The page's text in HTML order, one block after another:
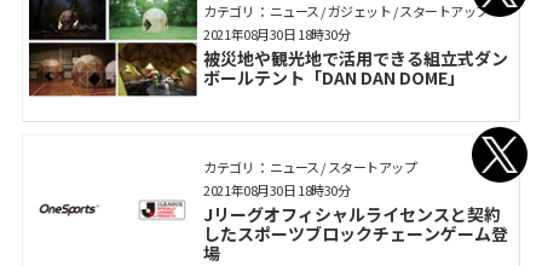
カテゴリ： ニュース / ガジェット / スタートアップ
被災地や観光地で活用できる組立式ダン
ボールテント「DAN DAN DOME」
2021年08月30日 18時30分
カテゴリ： ニュース / スタートアップ
Jリーグオフィシャルライセンスと契約
したスポーツブロックチェーンゲーム登
場
2021年08月30日 18時30分